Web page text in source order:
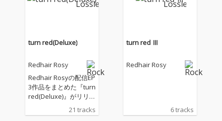
turn red(Deluxe)
Redhair Rosy
Redhair Rosyの配信EP
3作品をまとめた『turn
red(Deluxe)』がリリー
れた「turn red I」、7
21 tracks
turn red Ⅲ
Redhair Rosy
6 tracks